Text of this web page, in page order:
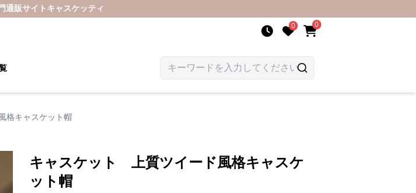
通販サイト キャスケッティ
0 0
格キャスケット帽
キャスケット 上質ツイード風格キャスケ
ット帽